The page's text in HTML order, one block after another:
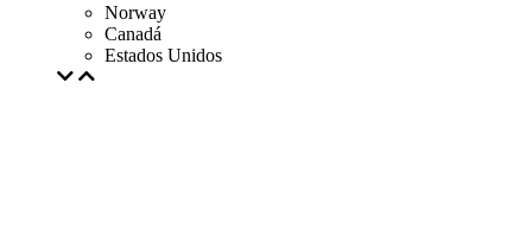
Norway
Canadá
Estados Unidos